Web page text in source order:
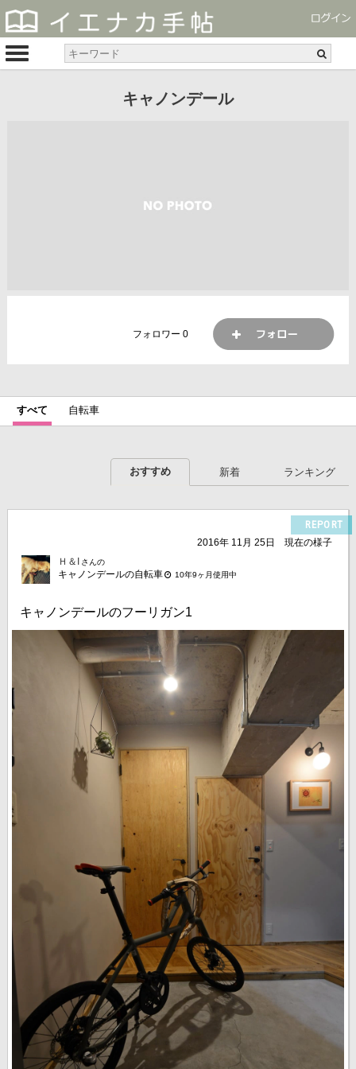
キャノンデール
フォロワー0
すべて 自転車
おすすめ 新着 ランキング
REPORT
2016年 11月 25日
現在の様子
Ｈ＆I さんの
キャノンデールの自転車 10年9ヶ月使用中
キャノンデールのフーリガン1